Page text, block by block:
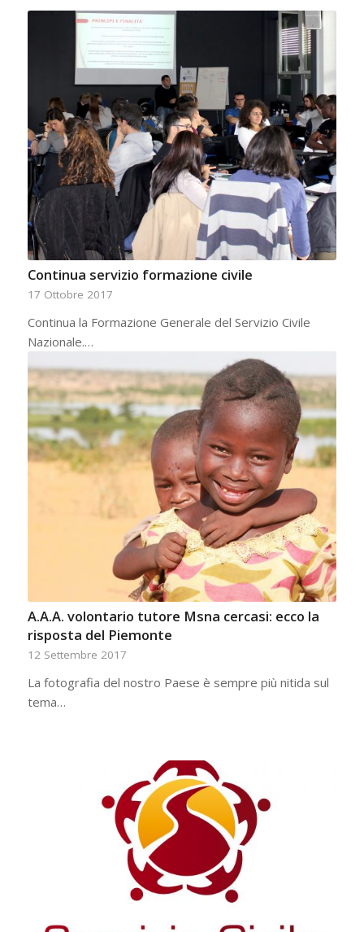
Continua servizio formazione civile
17 Ottobre 2017
Continua la Formazione Generale del Servizio Civile
Nazionale.…
A.A.A. volontario tutore Msna cercasi: ecco la
risposta del Piemonte
12 Settembre 2017
La fotografia del nostro Paese è sempre più nitida sul
tema…